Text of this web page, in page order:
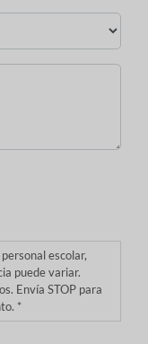
escolar,
puede variar.
Envía STOP para
*